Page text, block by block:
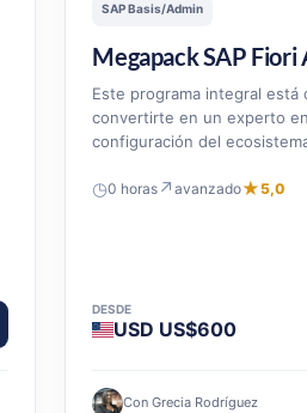
SAP Basis/Admin
Megapack SAP
Este programa integral está
convertirte en un experto
configuración del
◷0 horas ↗avanzado★5,0
DESDE
USD US$600
Con Grecia Rodríguez